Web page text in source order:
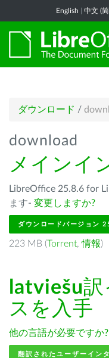
English 中文 (
ダウンロード /
download
メインイ
LibreOffice 25.8.6 for
ます- 変更しますか?
ダウンロードバージョン
223 MB (Torrent,情報)
latviešu訳
スを入手
他の言語が必要ですか?
翻訳されたユーザーイン